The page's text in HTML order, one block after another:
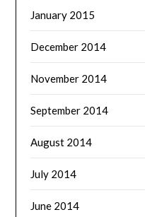
January 2015
December 2014
November 2014
September 2014
August 2014
July 2014
June 2014